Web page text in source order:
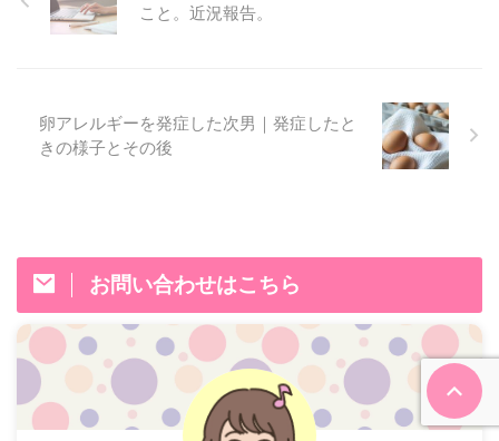
こと。近況報告。
卵アレルギーを発症した次男｜発症したと
きの様子とその後
お問い合わせはこちら